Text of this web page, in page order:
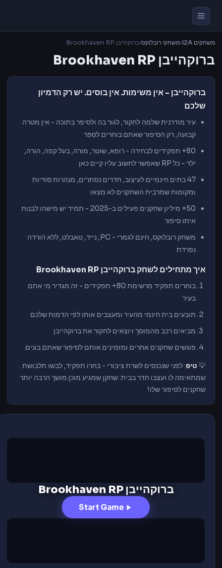
משחקים I2A ›משחקי רובלוקס›ברוקהייבן Brookhaven RP
ברוקהייבן Brookhaven RP
ברוקהייבן - אין משימות. אין בוסים. יש רק הדמיון
שלכם
עיר מודרנית שלמה לחקור, לגור בה ולסיפר בתוכה - אין מטרה
קבועה, רק הסיפור שאתם בוחרים לספר
80+ תפקידים לבחירה - רופא, שוטר, מורה, בעל קפה, הורה,
ילד - כל RP שאפשר לחשוב עליו קיים כאן
47 בתים חינמיים לעיצוב, חדרים נסתרים, מנהרות סודיות
ומקומות שמרבית השחקנים לא מצאו
50+ מיליון שחקנים פעילים ב-2025 - תמיד יש מישהו לבנות
איתו סיפור
משחק רובלוקס, חינם לגמרי - PC, נייד, טאבלט, ללא הורדה
נפרדת
איך מתחילים לשחק ברוקהייבן Brookhaven RP
בוחרים תפקיד מרשימת 80+ תפקידים - זה מגדיר מי אתם
בעיר
תובעים בית חינמי מהעיר ומעצבים אותו לפי הדמות שלכם
מביאים רכב מהמוסך ויוצאים לחקור את ברוקהייבן
פוגשים שחקנים אחרים ומזמינים אותם לסיפור שאתם בונים
💡 טיפ: לפני שנכנסים לשרת ציבורי - בחרו תפקיד, לבשו תלבושת
שמתאימה לו ועצבו חדר בבית. שחקן שמגיע מוכן מושך הרבה יותר
שחקנים לסיפור שלו!
ברוקהייבן Brookhaven RP
Start Game